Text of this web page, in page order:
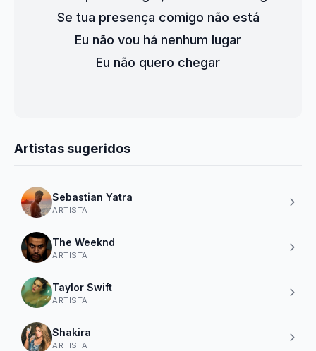
Se tua presença comigo não está
Eu não vou há nenhum lugar
Eu não quero chegar
Artistas sugeridos
Sebastian Yatra
ARTISTA
The Weeknd
ARTISTA
Taylor Swift
ARTISTA
Shakira
ARTISTA